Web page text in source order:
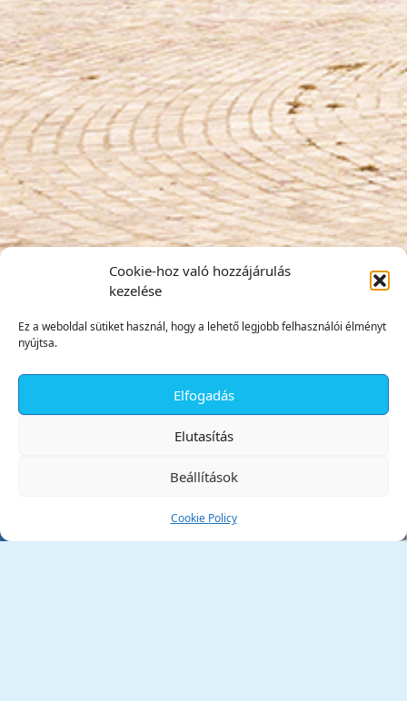
Cookie-hoz való hozzájárulás
kezelése
Ez a weboldal sütiket használ, hogy a lehető legjobb felhasználói élményt
nyújtsa.
Elfogadás
Elutasítás
Beállítások
Cookie Policy
Tata Város Önkormányzata
✕